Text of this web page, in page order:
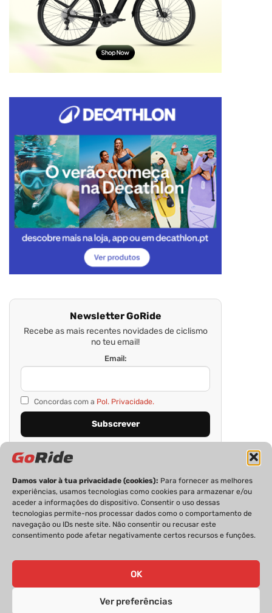
Damos valor à tua privacidade (cookies): Para fornecer as melhores
experiências, usamos tecnologias como cookies para armazenar e/ou
aceder a informações do dispositivo. Consentir o uso dessas
tecnologias permite-nos processar dados como o comportamento de
navegação ou IDs neste site. Não consentir ou recusar este
consentimento pode afetar negativamente certos recursos e funções.
OK
Ver preferências
Newsletter GoRide
Recebe as mais recentes novidades de ciclismo
no teu email!
Email:
Concordas com a Pol. Privacidade.
PRIVACIDADE FICHA TÉCNICA
ESTATUTO EDITORIAL